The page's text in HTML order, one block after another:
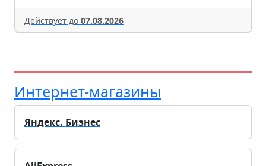
Действует до 07.08.2026
Интернет-магазины
Яндекс. Бизнес